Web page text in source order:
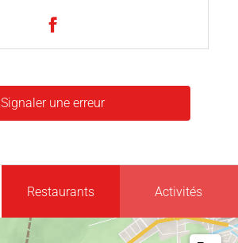
Signaler une erreur
Restaurants Activités